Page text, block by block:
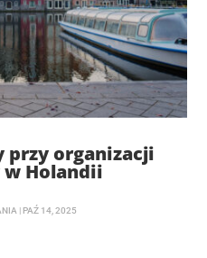
przy organizacji
w Holandii
| PAŹ 14, 2025